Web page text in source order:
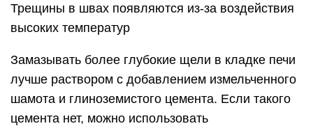
Трещины в швах появляются из-за воздействия
высоких температур
Замазывать более глубокие щели в кладке печи
лучше раствором с добавлением измельченного
шамота и глиноземистого цемента. Если такого
цемента нет, можно использовать